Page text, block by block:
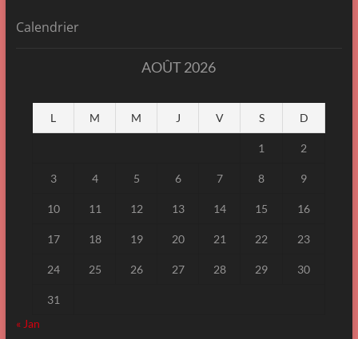
Calendrier
AOÛT 2026
L M M J V S D
1 2
3 4 5 6 7 8 9
10 11 12 13 14 15 16
17 18 19 20 21 22 23
24 25 26 27 28 29 30
31
« Jan